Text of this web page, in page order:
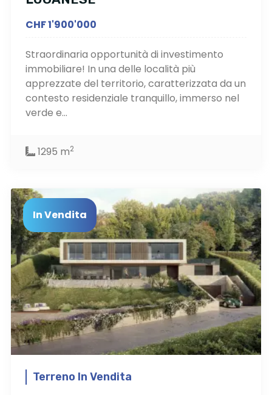
CHF 1'900'000
Straordinaria opportunità di investimento
immobiliare! In una delle località più
apprezzate del territorio, caratterizzata da un
contesto residenziale tranquillo, immerso nel
verde e...
1295 m2
In Vendita
Terreno In Vendita